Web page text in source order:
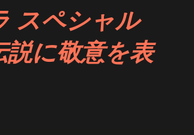
こだわりです。
グラン・フー」技法を用
ルダイアルなど、ミニ
う、現代に蘇らせました。
ストーンである、この時
います。 オメガの30mm
スペシャル
に敬意を表